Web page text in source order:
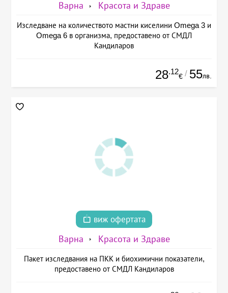
Варна Красота и Здраве
Изследване на количеството мастни киселини Omega 3 и
Omega 6 в организма, предоставено от СМДЛ
Кандиларов
28.12
€ / 55лв.
виж офертата
Варна Красота и Здраве
Пакет изследвания на ПКК и биохимични показатели,
предоставено от СМДЛ Кандиларов